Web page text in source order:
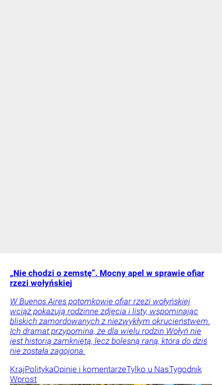
„Nie chodzi o zemstę”. Mocny apel w sprawie ofiar
rzezi wołyńskiej
W Buenos Aires potomkowie ofiar rzezi wołyńskiej
wciąż pokazują rodzinne zdjęcia i listy, wspominając
bliskich zamordowanych z niezwykłym okrucieństwem.
Ich dramat przypomina, że dla wielu rodzin Wołyń nie
jest historią zamkniętą, lecz bolesną raną, która do dziś
nie została zagojona.
KrajPolitykaOpinie i komentarzeTylko u NasTygodnik
Wprost